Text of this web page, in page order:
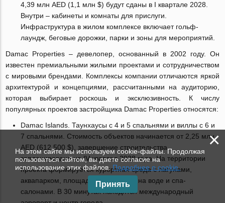
4,39 млн AED (1,1 млн $) будут сданы в I квартале 2028.
Внутри – кабинеты и комнаты для прислуги.
Инфраструктура в жилом комплексе включает гольф-
лаундж, беговые дорожки, парки и зоны для мероприятий.
Damac Properties – девелопер, основанный в 2002 году. Он
известен премиальными жилыми проектами и сотрудничеством
с мировыми брендами. Комплексы компании отличаются яркой
архитектурой и концепциями, рассчитанными на аудиторию,
которая выбирает роскошь и эксклюзивность. К числу
популярных проектов застройщика Damac Properties относятся:
Damac Islands. Таунхаусы с 4 и 5 спальнями и виллы с 6 и
7 спальнями. Стоимость объектов начинается от 2,25 млн
AED (612 500 $), завершение строительства
запланировано на IV квартал 2028 года. На территории
проекта формируется курортная среда с лагунами,
аквапарком, площадками для йоги на воде и спа-
салонами. В 30 минутах находятся международный
×
На этом сайте мы используем cookie-файлы. Продолжая
пользоваться сайтом, вы даете согласие на
использование этих файлов.Подробнее о cookie.
Принять